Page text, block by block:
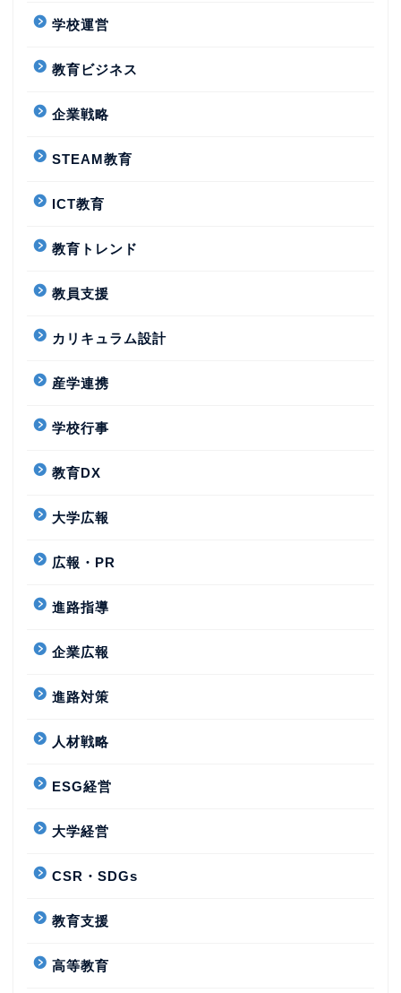
学校運営
教育ビジネス
企業戦略
STEAM教育
ICT教育
教育トレンド
教員支援
カリキュラム設計
産学連携
学校行事
教育DX
大学広報
広報・PR
進路指導
企業広報
進路対策
人材戦略
ESG経営
大学経営
CSR・SDGs
教育支援
高等教育